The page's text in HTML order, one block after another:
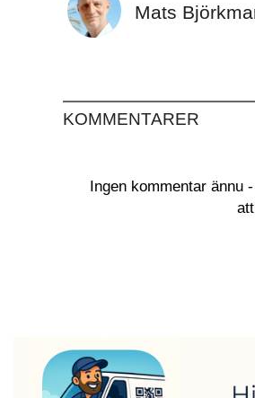
Mats
KOMMENTARER
Ingen kommentar ännu -